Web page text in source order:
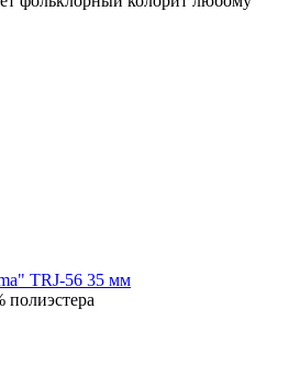
TRJ-56 35 мм
полиэстера